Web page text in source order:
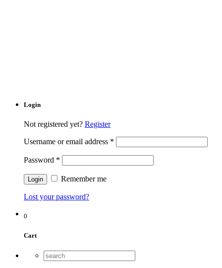
Login
Not registered yet? Register
Username or email address *
Password *
Remember me
Lost your password?
0
Cart